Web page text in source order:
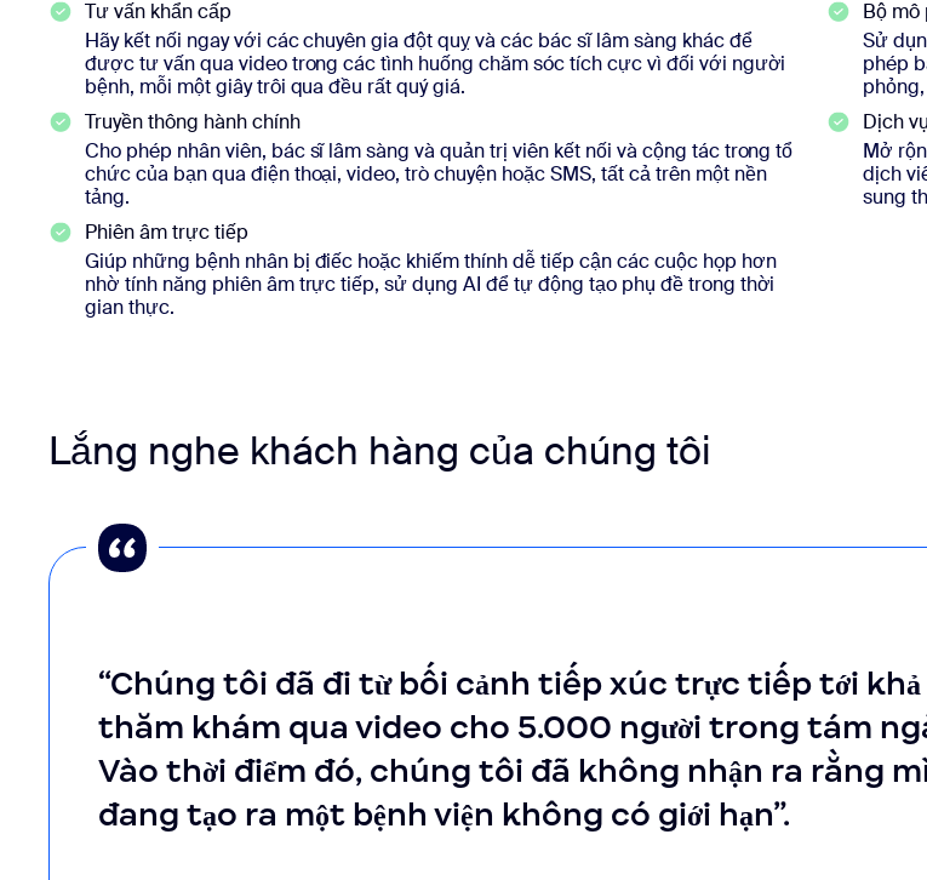
Tư vấn khẩn cấp
Hãy kết nối ngay với các chuyên gia đột quỵ và các bác sĩ lâm sàng khác để
được tư vấn qua video trong các tình huống chăm sóc tích cực vì đối với người
bệnh, mỗi một giây trôi qua đều rất quý giá.
Bộ mô
Sử
phép
Truyền thông hành chính
Cho phép nhân viên, bác sĩ lâm sàng và quản trị viên kết nối và cộng tác trong tổ
chức của bạn qua điện thoại, video, trò chuyện hoặc SMS, tất cả trên một nền
tảng.
Dịch
Mở
dịch
sung
Phiên âm trực tiếp
Giúp những bệnh nhân bị điếc hoặc khiếm thính dễ tiếp cận các cuộc họp hơn
nhờ tính năng phiên âm trực tiếp, sử dụng AI để tự động tạo phụ đề trong thời
gian thực.
Lắng nghe khách hàng của chúng tôi
“Chúng tôi đã đi từ bối cảnh tiếp xúc trực tiếp tới
thăm khám qua video cho 5.000 người trong tám
Vào thời điểm đó, chúng tôi đã không nhận ra rằng
đang tạo ra một bệnh viện không có giới hạn”.